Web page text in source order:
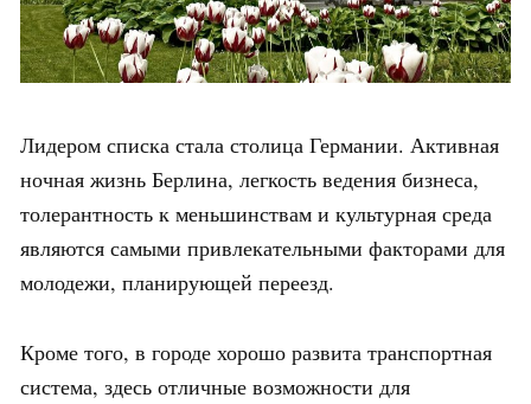
Лидером списка стала столица Германии. Активная
ночная жизнь Берлина, легкость ведения бизнеса,
толерантность к меньшинствам и культурная среда
являются самыми привлекательными факторами для
молодежи, планирующей переезд.
Кроме того, в городе хорошо развита транспортная
система, здесь отличные возможности для